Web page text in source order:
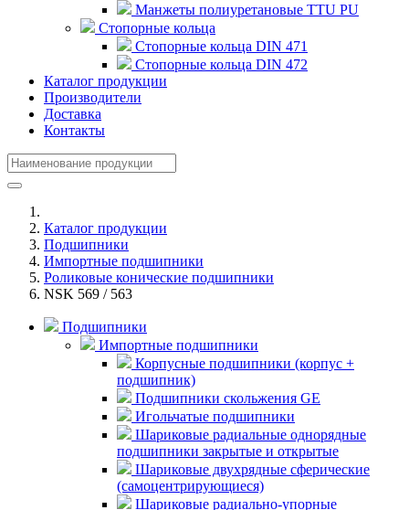
Манжеты полиуретановые TTU PU
Стопорные кольца
Стопорные кольца DIN 471
Стопорные кольца DIN 472
Каталог продукции
Производители
Доставка
Контакты
Каталог продукции
Подшипники
Импортные подшипники
Роликовые конические подшипники
NSK 569 / 563
Подшипники
Импортные подшипники
Корпусные подшипники (корпус +
подшипник)
Подшипники скольжения GE
Игольчатые подшипники
Шариковые радиальные однорядные
подшипники закрытые и открытые
Шариковые двухрядные сферические
(самоцентрирующиеся)
Шариковые радиально-упорные